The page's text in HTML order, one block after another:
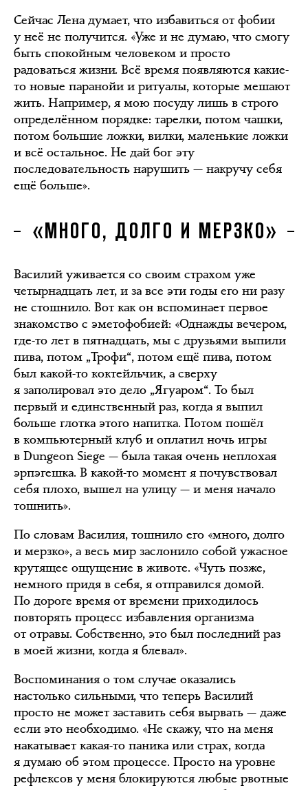
Сейчас Лена думает, что избавиться от фобии
у неё не получится. «Уже и не думаю, что смогу
быть спокойным человеком и просто
радоваться жизни. Всё время появляются какие-
то новые паранойи и ритуалы, которые мешают
жить. Например, я мою посуду лишь в строго
определённом порядке: тарелки, потом чашки,
потом большие ложки, вилки, маленькие ложки
и всё остальное. Не дай бог эту
последовательность нарушить — накручу себя
ещё больше».
«МНОГО, ДОЛГО И МЕРЗКО»
Василий уживается со своим страхом уже
четырнадцать лет, и за все эти годы его ни разу
не стошнило. Вот как он вспоминает первое
знакомство с эметофобией: «Однажды вечером,
где-то лет в пятнадцать, мы с друзьями выпили
пива, потом „Трофи“, потом ещё пива, потом
был какой-то коктейльчик, а сверху
я заполировал это дело „Ягуаром“. То был
первый и единственный раз, когда я выпил
больше глотка этого напитка. Потом пошёл
в компьютерный клуб и оплатил ночь игры
в Dungeon Siege — была такая очень неплохая
эрпэгешка. В какой-то момент я почувствовал
себя плохо, вышел на улицу — и меня начало
тошнить».
По словам Василия, тошнило его «много, долго
и мерзко», а весь мир заслонило собой ужасное
крутящее ощущение в животе. «Чуть позже,
немного придя в себя, я отправился домой.
По дороге время от времени приходилось
повторять процесс избавления организма
от отравы. Собственно, это был последний раз
в моей жизни, когда я блевал».
Воспоминания о том случае оказались
настолько сильными, что теперь Василий
просто не может заставить себя вырвать — даже
если это необходимо. «Не скажу, что на меня
накатывает какая-то паника или страх, когда
я думаю об этом процессе. Просто на уровне
рефлексов у меня блокируются любые рвотные